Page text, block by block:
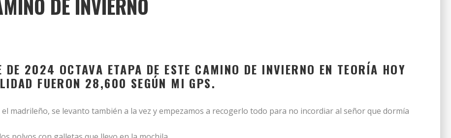
DE INVIERNO
2024 OCTAVA ETAPA DE ESTE CAMINO DE INVIERNO EN TEORÍA HOY
FUERON 28,600 SEGÚN MI GPS.
madrileño, se levanto también a la vez y empezamos a recogerlo todo para no incordiar al señor que dormía